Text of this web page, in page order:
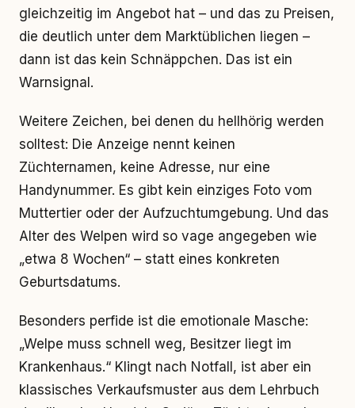
gleichzeitig im Angebot hat – und das zu Preisen,
die deutlich unter dem Marktüblichen liegen –
dann ist das kein Schnäppchen. Das ist ein
Warnsignal.
Weitere Zeichen, bei denen du hellhörig werden
solltest: Die Anzeige nennt keinen
Züchternamen, keine Adresse, nur eine
Handynummer. Es gibt kein einziges Foto vom
Muttertier oder der Aufzuchtumgebung. Und das
Alter des Welpen wird so vage angegeben wie
„etwa 8 Wochen“ – statt eines konkreten
Geburtsdatums.
Besonders perfide ist die emotionale Masche:
„Welpe muss schnell weg, Besitzer liegt im
Krankenhaus.“ Klingt nach Notfall, ist aber ein
klassisches Verkaufsmuster aus dem Lehrbuch